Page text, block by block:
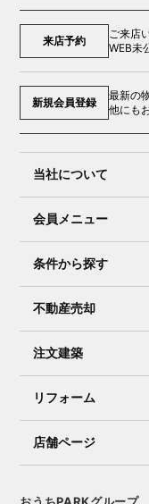
来店予約
ご来店
WEB未
新規会員登録
最新の
他にも
当社について
会員メニュー
条件から探す
不動産売却
注文建築
リフォーム
店舗ページ